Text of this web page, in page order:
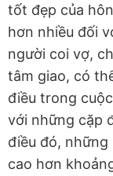
tốt đẹp của
hơn nhiều đối
người coi vợ,
tâm giao, có
điều trong
với những cặp
điều đó, những
cao hơn